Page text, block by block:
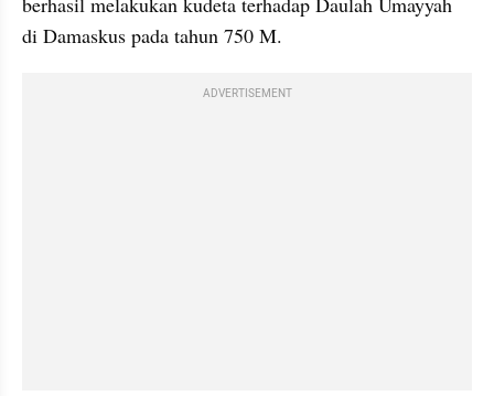
di Damaskus pada tahun 750 M.
ADVERTISEMENT